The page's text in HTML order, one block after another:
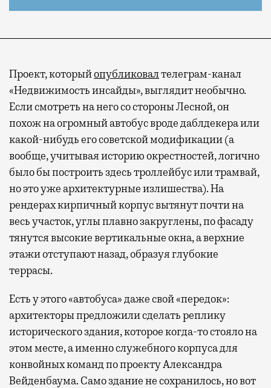
Проект, которыйопубликовалтелеграм-канал
«Недвижимость инсайды», выглядит необычно.
Если смотреть на него со стороны Лесной, он
похож на огромный автобус вроде даблдекера или
какой-нибудь его советской модификации (а
вообще, учитывая историю окрестностей, логично
было бы построить здесь троллейбус или трамвай,
но это уже архитектурные излишества). На
рендерах кирпичный корпус вытянут почти на
весь участок, углы плавно закруглены, по фасаду
тянутся высокие вертикальные окна, а верхние
этажи отступают назад, образуя глубокие
террасы.
Есть у этого «автобуса» даже свой «передок»:
архитекторы предложили сделать реплику
исторического здания, которое когда-то стояло на
этом месте, а именно служебного корпуса для
конвойных команд по проекту Александра
Вейденбаума. Само здание не сохранилось, но вот